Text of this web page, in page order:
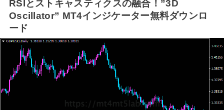
RSIとストキャスティクスの融合！”3D
Oscillator” MT4インジケーター無料ダウンロ
ード